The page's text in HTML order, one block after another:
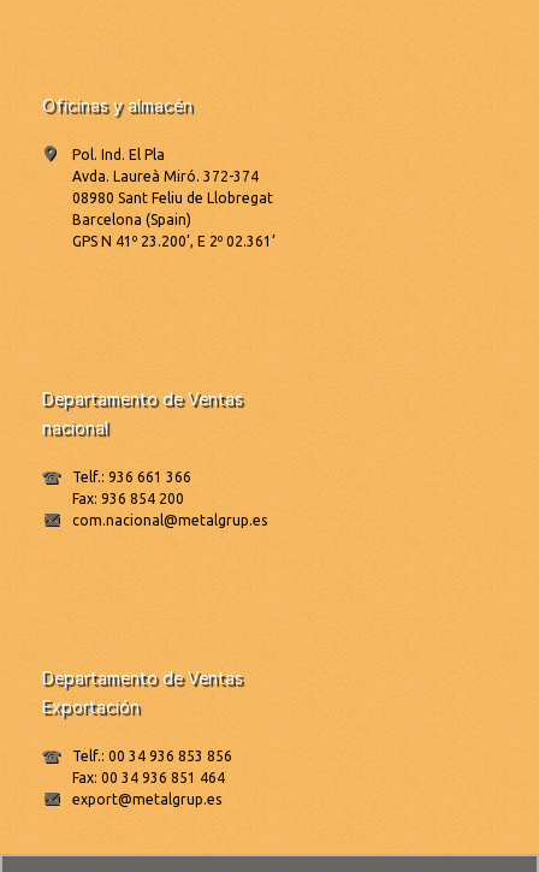
Oficinas y almacén
Pol. Ind. El Pla
Avda. Laureà Miró. 372-374
08980 Sant Feliu de Llobregat
Barcelona (Spain)
GPS N 41º 23.200’, E 2º 02.361’
Departamento de Ventas
nacional
Telf.: 936 661 366
Fax: 936 854 200
com.nacional@metalgrup.es
Departamento de Ventas
Exportación
Telf.: 00 34 936 853 856
Fax: 00 34 936 851 464
export@metalgrup.es